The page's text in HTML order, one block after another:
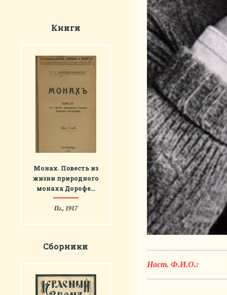
Книги
Монах. Повесть из
жизни природного
монаха Дорофе…
Пг., 1917
Сборники
Наст. Ф.И.О.: